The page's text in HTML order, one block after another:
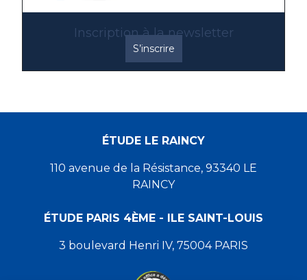
Inscription à la newsletter
S’inscrire
ÉTUDE LE RAINCY
110 avenue de la Résistance, 93340 LE
RAINCY
ÉTUDE PARIS 4ÈME - ILE SAINT-LOUIS
3 boulevard Henri IV, 75004 PARIS